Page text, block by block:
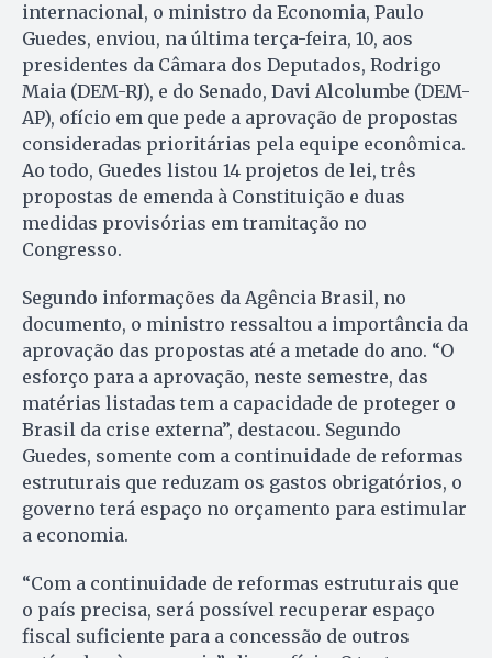
internacional, o ministro da Economia, Paulo
Guedes, enviou, na última terça-feira, 10, aos
presidentes da Câmara dos Deputados, Rodrigo
Maia (DEM-RJ), e do Senado, Davi Alcolumbe (DEM-
AP), ofício em que pede a aprovação de propostas
consideradas prioritárias pela equipe econômica.
Ao todo, Guedes listou 14 projetos de lei, três
propostas de emenda à Constituição e duas
medidas provisórias em tramitação no
Congresso.
Segundo informações da Agência Brasil, no
documento, o ministro ressaltou a importância da
aprovação das propostas até a metade do ano. “O
esforço para a aprovação, neste semestre, das
matérias listadas tem a capacidade de proteger o
Brasil da crise externa”, destacou. Segundo
Guedes, somente com a continuidade de reformas
estruturais que reduzam os gastos obrigatórios, o
governo terá espaço no orçamento para estimular
a economia.
“Com a continuidade de reformas estruturais que
o país precisa, será possível recuperar espaço
fiscal suficiente para a concessão de outros